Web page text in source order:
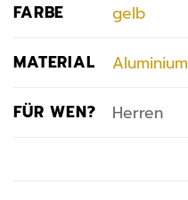
FARBE gelb
MATERIAL Aluminium
FÜR WEN? Herren